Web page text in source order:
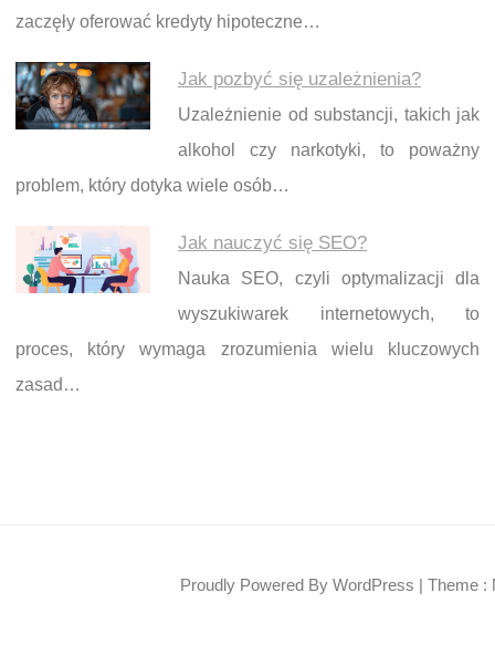
zaczęły oferować kredyty hipoteczne…
Jak pozbyć się uzależnienia?
Uzależnienie od substancji, takich jak
alkohol czy narkotyki, to poważny
problem, który dotyka wiele osób…
Jak nauczyć się SEO?
Nauka SEO, czyli optymalizacji dla
wyszukiwarek internetowych, to
proces, który wymaga zrozumienia wielu kluczowych
zasad…
Proudly Powered By WordPress | Theme :